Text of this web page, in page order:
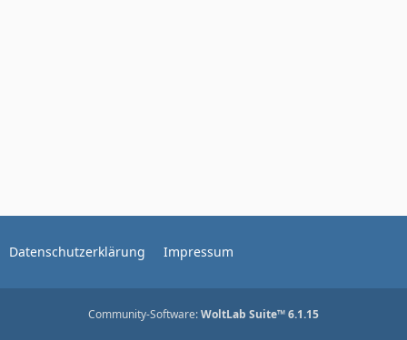
Datenschutzerklärung Impressum
Community-Software:WoltLab Suite™ 6.1.15